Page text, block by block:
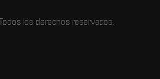
los derechos reservados.